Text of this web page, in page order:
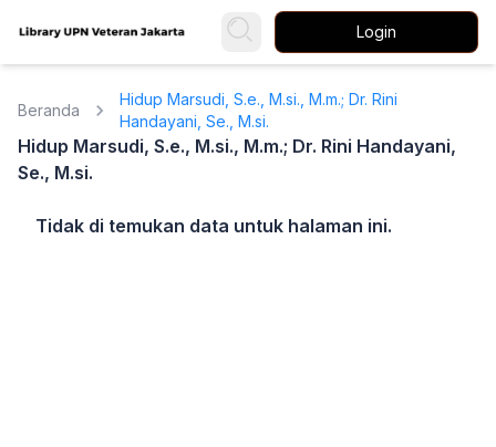
Login
Beranda
Hidup Marsudi, S.e., M.si., M.m.; Dr. Rini
Handayani, Se., M.si.
Hidup Marsudi, S.e., M.si., M.m.; Dr. Rini Handayani,
Se., M.si.
Tidak di temukan data untuk halaman ini.